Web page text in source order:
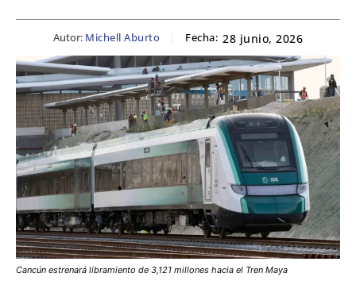
Autor: Michell Aburto Fecha: 28 junio, 2026
Cancún estrenará libramiento de 3,121 millones hacia el Tren Maya